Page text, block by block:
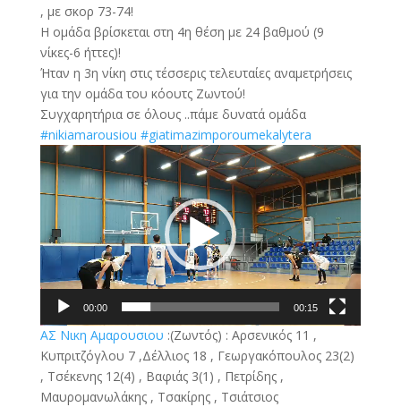
, με σκορ 73-74!
Η ομάδα βρίσκεται στη 4η θέση με 24 βαθμού (9
νίκες-6 ήττες)!
Ήταν η 3η νίκη στις τέσσερις τελευταίες αναμετρήσεις
για την ομάδα του κόουτς Ζωντού!
Συγχαρητήρια σε όλους ..πάμε δυνατά ομάδα
#nikiamarousiou #giatimazimporoumekalytera
Πρόγραμμα
Αναπαραγωγής
Βίντεο
00:00 00:15
ΑΣ Νικη Αμαρουσιου :(Ζωντός) : Αρσενικός 11 ,
Κυπριτζόγλου 7 ,Δέλλιος 18 , Γεωργακόπουλος 23(2)
, Τσέκενης 12(4) , Βαφιάς 3(1) , Πετρίδης ,
Μαυρομανωλάκης , Τσακίρης , Τσιάτσιος